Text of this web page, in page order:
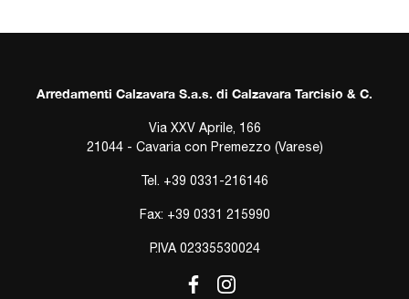
Arredamenti Calzavara S.a.s. di Calzavara Tarcisio & C.
Via XXV Aprile, 166
21044 - Cavaria con Premezzo (Varese)
Tel. +39 0331-216146
Fax: +39 0331 215990
P.IVA 02335530024